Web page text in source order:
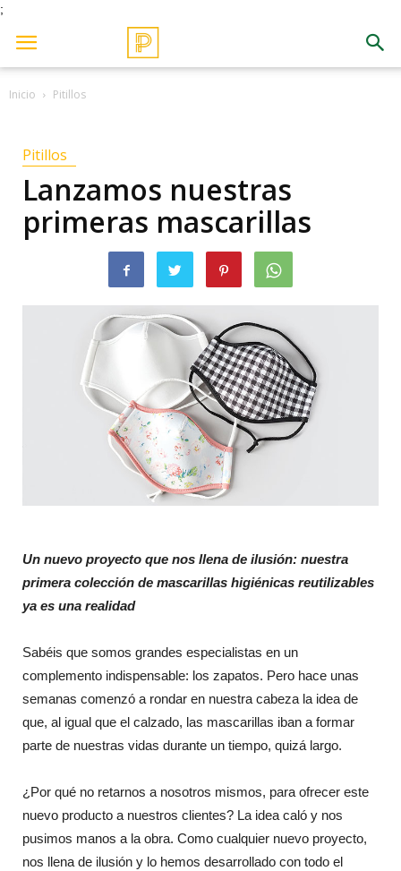
;
Inicio Pitillos
Pitillos
Lanzamos nuestras
primeras mascarillas
Un nuevo proyecto que nos llena de ilusión: nuestra
primera colección de mascarillas higiénicas reutilizables
ya es una realidad
Sabéis que somos grandes especialistas en un
complemento indispensable: los zapatos. Pero hace unas
semanas comenzó a rondar en nuestra cabeza la idea de
que, al igual que el calzado, las mascarillas iban a formar
parte de nuestras vidas durante un tiempo, quizá largo.
¿Por qué no retarnos a nosotros mismos, para ofrecer este
nuevo producto a nuestros clientes? La idea caló y nos
pusimos manos a la obra. Como cualquier nuevo proyecto,
nos llena de ilusión y lo hemos desarrollado con todo el